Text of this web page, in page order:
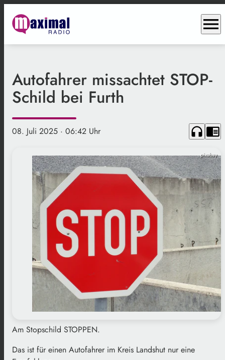
menu
Autofahrer missachtet STOP-
Schild bei Furth
08. Juli 2025 · 06:42 Uhr headphones chrome_reader_mode
pixabay
Am Stopschild STOPPEN.
Das ist für einen Autofahrer im Kreis Landshut nur eine